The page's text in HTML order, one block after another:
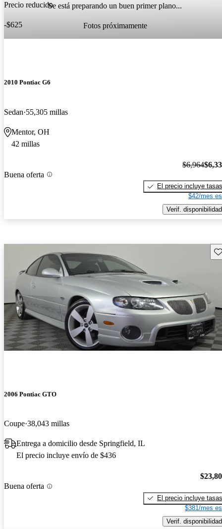
Se está preparando un buen primer plano...
Fotos próximamente
Precio reducido
-$625
2010 Pontiac G6
Sedan 55,305 millas
Mentor, OH
42 millas
Buena oferta
$6,964
El precio incluye tasas
$42/mes
Verif. disponibilidad
2006 Pontiac GTO
Coupe 38,043 millas
Entrega a domicilio desde Springfield, IL
El precio incluye envío de $436
Buena oferta
El precio incluye tasas
$381/mes
Verif. disponibilidad